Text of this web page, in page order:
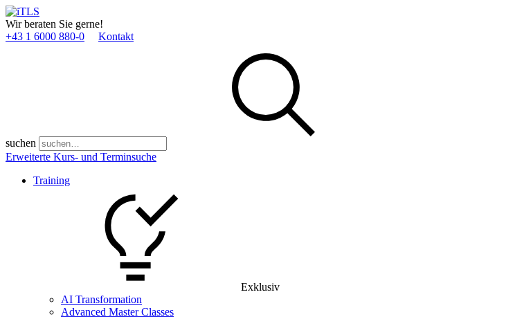
Wir beraten Sie gerne!
+43 1 6000 880­-0
Kontakt
suchen
Erweiterte Kurs- und Terminsuche
Training
Exklusiv
AI Transformation
Advanced Master Classes